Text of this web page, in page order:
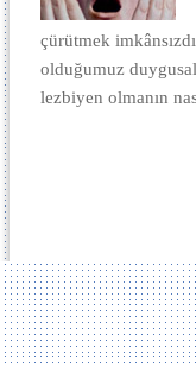
çürütmek
olduğumuz
lezbiyen olmanın